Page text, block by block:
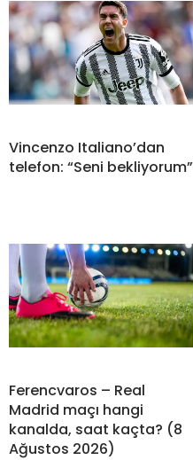
Vincenzo Italiano’dan
telefon: “Seni bekliyorum”
Ferencvaros – Real
Madrid maçı hangi
kanalda, saat kaçta? (8
Ağustos 2026)